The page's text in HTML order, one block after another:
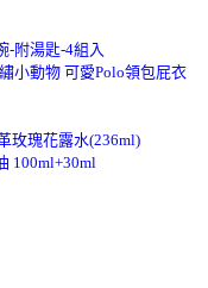
-附湯匙-4組入
小動物 可愛Polo領包屁衣
玫瑰花露水(236ml)
100ml+30ml